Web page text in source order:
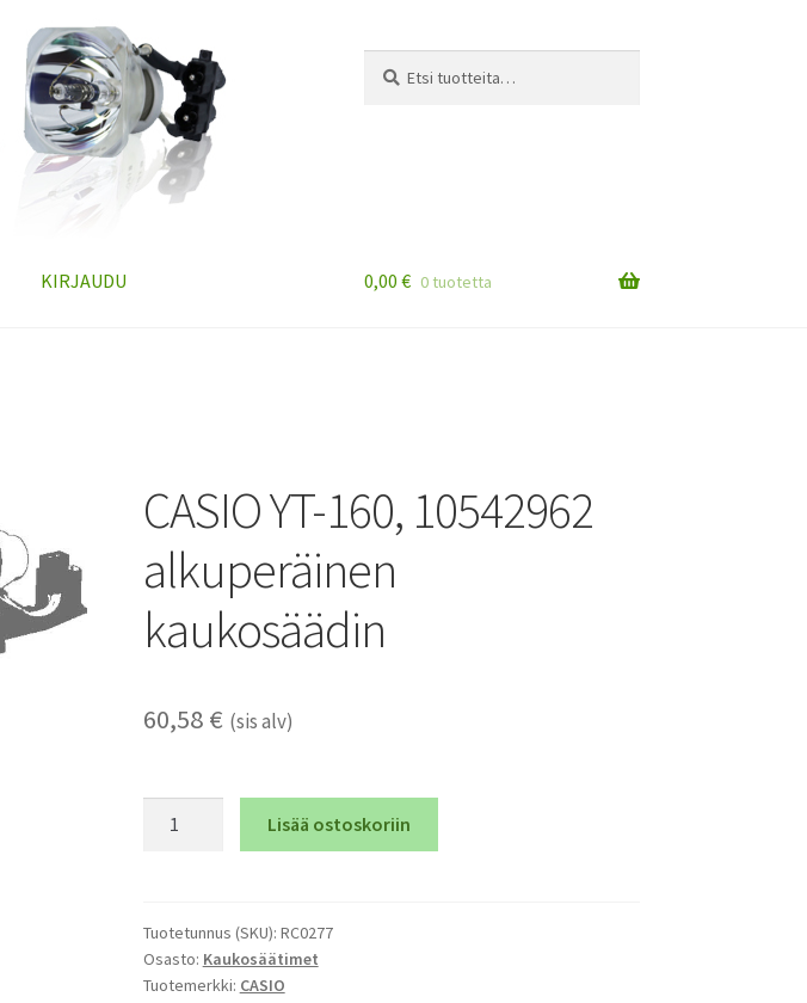
KIRJAUDU 0,00 € 0 tuotetta
CASIO YT-160, 10542962
alkuperäinen
kaukosäädin
60,58 € (sis alv)
alkuperäinen
kaukosäädin
määrä
Lisää ostoskoriin
Tuotetunnus (SKU): RC0277
Osasto: Kaukosäätimet
Tuotemerkki: CASIO